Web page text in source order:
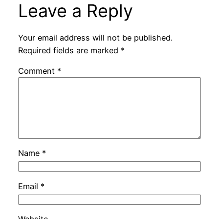
Leave a Reply
Your email address will not be published.
Required fields are marked *
Comment *
Name *
Email *